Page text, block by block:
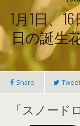
1月1日、
日の誕生
Share Tweet
「スノード